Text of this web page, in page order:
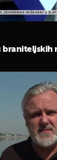
braniteljskih